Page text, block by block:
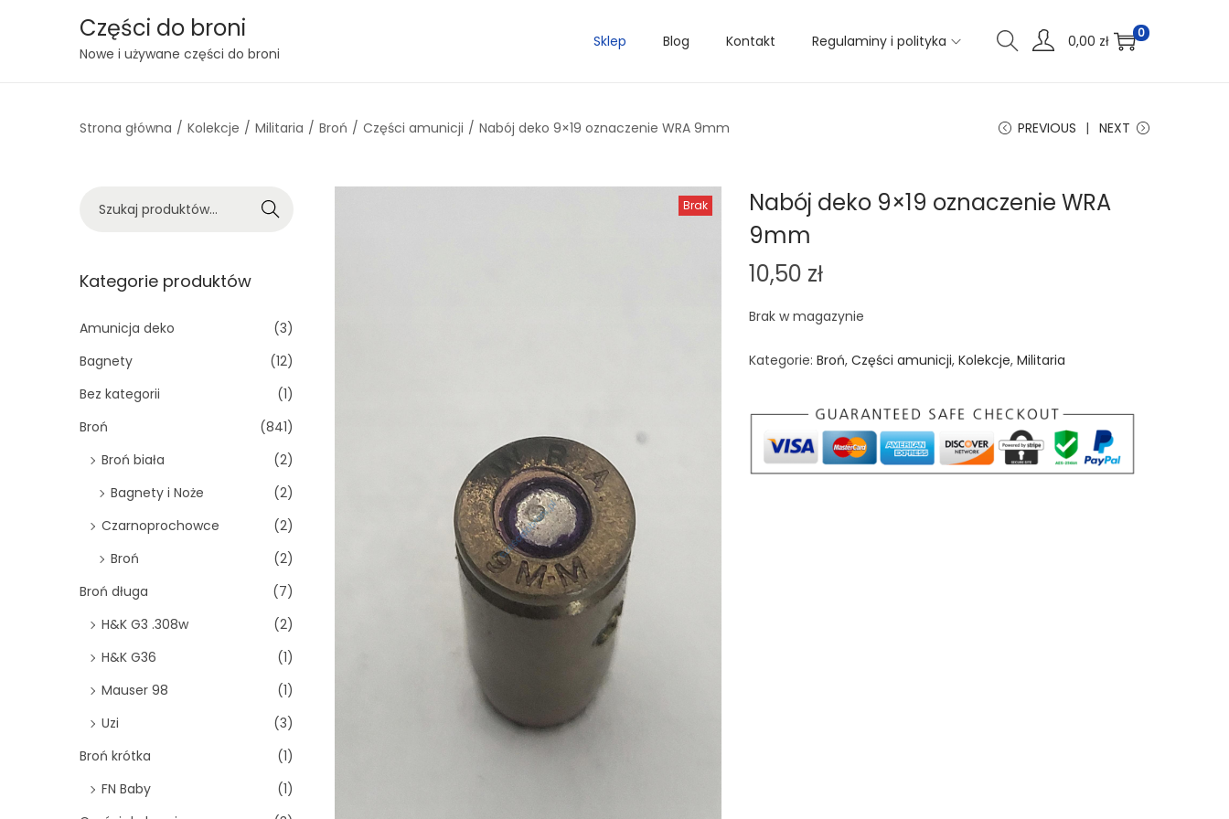
S
p
i
a
t
i
n
S
p
t
n
t
Części do broni
Nowe i używane części do broni
Sklep Blog Kontakt Regulaminy i polityka 0,00 zł 0
Strona główna / Kolekcje / Militaria / Broń / Części amunicji / Nabój deko 9×19 oznaczenie WRA 9mm PREVIOUS NEXT
Brak
Nabój deko 9×19 oznaczenie WRA
9mm
10,50 zł
Brak w magazynie
Kategorie: Broń, Części amunicji, Kolekcje, Militaria
k
j
:
Szukaj
Kategorie produktów
Amunicja deko
(3)
Bagnety
(12)
Bez kategorii
(1)
Broń
(841)
Broń biała
(2)
Bagnety i Noże
(2)
Czarnoprochowce
(2)
Broń
(2)
Broń długa
(7)
H&K G3 .308w
(2)
H&K G36
(1)
Mauser 98
(1)
Uzi
(3)
Broń krótka
(1)
FN Baby
(1)